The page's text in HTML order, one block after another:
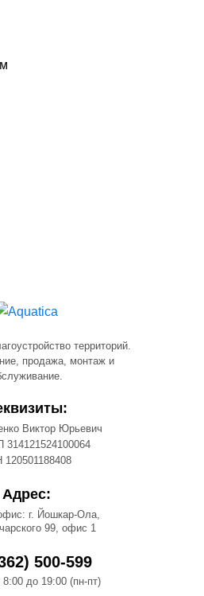
территорий.
продажа, монтаж и
Виктор Юрьевич
120501188408
Адрес:
г. Йошкар-Ола,
99, офис 1
500-599
8:00 до 19:00 (пн-пт)